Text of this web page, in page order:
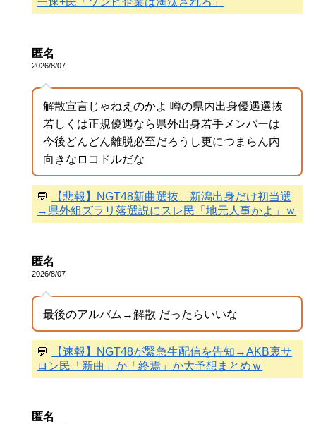
匿名
2026/8/07
解散宣言じゃねえのかよ 噂の県内出身優遇選抜
若しくは正規優遇なら県外出身若手メンバーは
今後どんどん離脱必至だろうし更につまらん内
向きなロコドルだな
💬
【悲報】NGT48新曲選抜、新潟出身だけ初当選
→県外組ズラリ落選説にスレ民「地元人事かよ」ｗ
匿名
2026/8/07
最後のアルバム→解散 だったらいいな
💬
【速報】NGT48が緊急生配信を告知→AKB裏サ
ロン民「新曲」か「終焉」か大予想まとめｗ
匿名